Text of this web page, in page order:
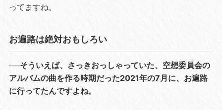
ってますね。
お遍路は絶対おもしろい
──そういえば、さっきおっしゃっていた、空想委員会の
アルバムの曲を作る時期だった2021年の7月に、お遍路
に行ってたんですよね。